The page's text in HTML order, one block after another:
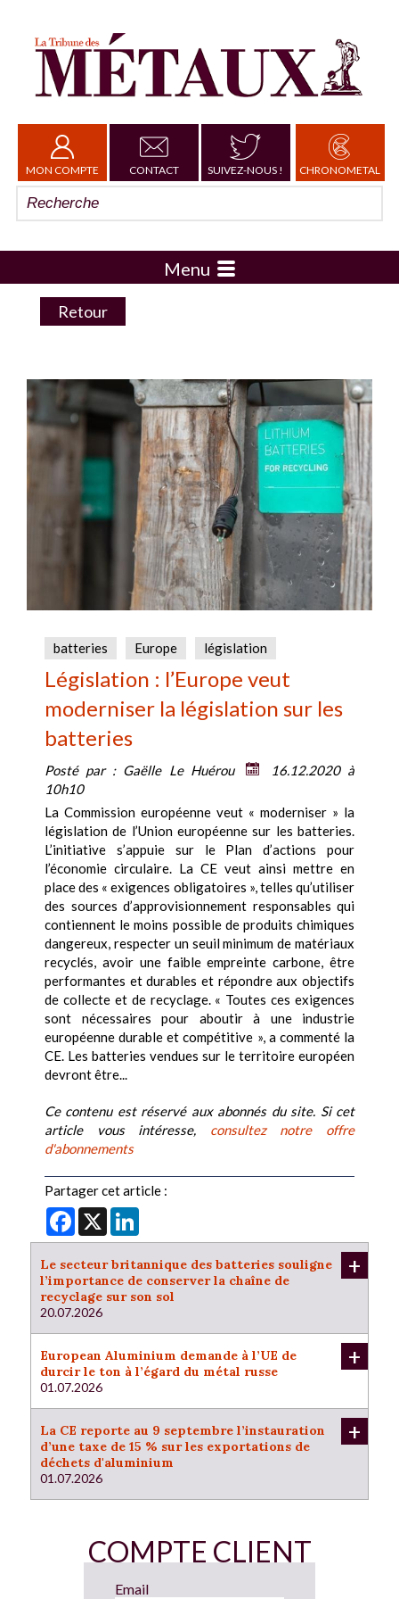
MON COMPTE CONTACT SUIVEZ-NOUS ! CHRONOMETAL
Menu
Retour
batteries Europe législation
Législation : l’Europe veut
moderniser la législation sur les
batteries
Posté par : Gaëlle Le Huérou
16.12.2020 à
10h10
La Commission européenne veut « moderniser » la
législation de l’Union européenne sur les batteries.
L’initiative s’appuie sur le Plan d’actions pour
l’économie circulaire. La CE veut ainsi mettre en
place des « exigences obligatoires », telles qu’utiliser
des sources d’approvisionnement responsables qui
contiennent le moins possible de produits chimiques
dangereux, respecter un seuil minimum de matériaux
recyclés, avoir une faible empreinte carbone, être
performantes et durables et répondre aux objectifs
de collecte et de recyclage. « Toutes ces exigences
sont nécessaires pour aboutir à une industrie
européenne durable et compétitive », a commenté la
CE. Les batteries vendues sur le territoire européen
devront être...
Ce contenu est réservé aux abonnés du site. Si cet
article vous intéresse, consultez notre offre
d'abonnements
Partager cet article :
Facebook
X
Le secteur britannique des batteries souligne
l’importance de conserver la chaîne de
recyclage sur son sol
20.07.2026
+
European Aluminium demande à l’UE de
durcir le ton à l’égard du métal russe
01.07.2026
+
La CE reporte au 9 septembre l’instauration
d’une taxe de 15 % sur les exportations de
déchets d'aluminium
01.07.2026
+
COMPTE CLIENT
Email